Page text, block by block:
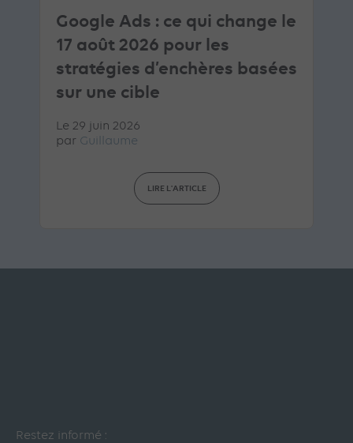
Google Ads : ce qui change le
17 août 2026 pour les
stratégies d’enchères basées
sur une cible
Le 29 juin 2026
par Guillaume
LIRE L'ARTICLE
Restez informé :